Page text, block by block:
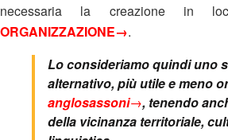
necessaria la creazione in
ORGANIZZAZIONE→.
Lo consideriamo quindi uno
alternativo, più utile e meno
anglosassoni→, tenendo
della vicinanza territoriale,